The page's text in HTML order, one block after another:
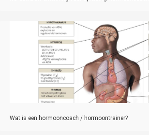
Wat is een hormooncoach / hormoontrainer?